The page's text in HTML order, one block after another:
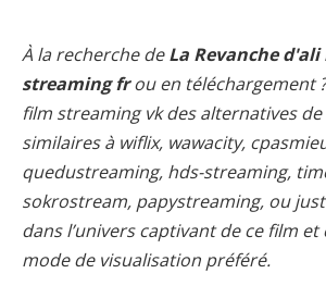
À la recherche deLa Revanche d'ali
streaming frou en téléchargement
film streaming vk des alternatives
similaires à wiflix, wawacity,
quedustreaming, hds-streaming,
sokrostream, papystreaming, ou
dans l’univers captivant de ce film
mode de visualisation préféré.